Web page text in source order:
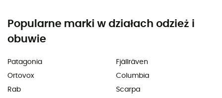
Popularne marki w działach odzież i
obuwie
Patagonia
Ortovox
Rab
Fjällräven
Columbia
Scarpa